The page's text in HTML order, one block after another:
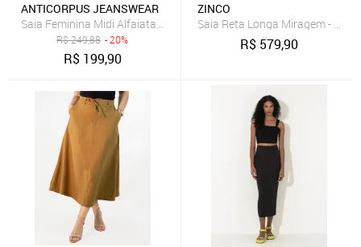
ANTICORPUS JEANSWEAR
Saia Feminina Midi Alfaiataria Amarração Bolso Cintura Alta
R$249,88 - 20%
R$ 199,90
ZINCO
Saia Reta Longa Miragem -
R$ 579,90